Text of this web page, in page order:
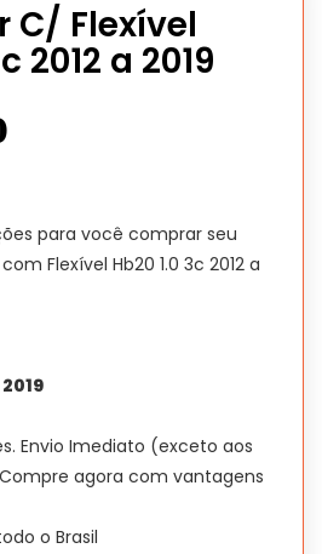
C/ Flexível
2012 a 2019
para você comprar seu
Flexível Hb20 1.0 3c 2012 a
Envio Imediato (exceto aos
agora com vantagens
o Brasil